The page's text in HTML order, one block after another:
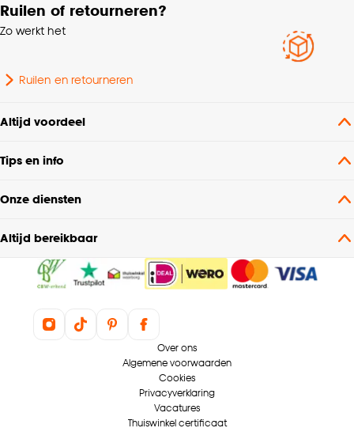
Ruilen of retourneren?
Zo werkt het
Ruilen en retourneren
Altijd voordeel
Tips en info
Onze diensten
Altijd bereikbaar
Over ons
Algemene voorwaarden
Cookies
Privacyverklaring
Vacatures
Thuiswinkel certificaat